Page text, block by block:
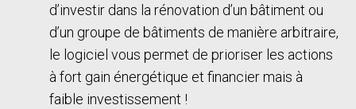
d’investir dans la rénovation d’un bâtiment ou
d’un groupe de bâtiments de manière arbitraire,
le logiciel vous permet de prioriser les actions
à fort gain énergétique et financier mais à
faible investissement !